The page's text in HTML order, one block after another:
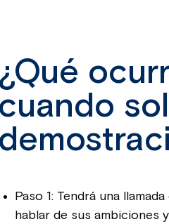
¿Qué
cuando
Paso 1: Tendrá una
hablar de sus ambiciones